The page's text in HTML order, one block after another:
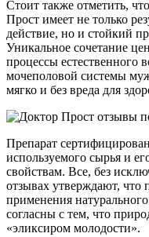
Стоит также отметить,
Прост имеет не только
действие, но и стойкий
Уникальное сочетание
процессы естественного
мочеполовой системы
мягко и без вреда для
Препарат
используемого сырья и
свойствам. Все, без
отзывах утверждают,
применения
согласны с тем, что
«эликсиром